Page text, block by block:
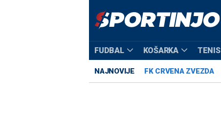
FUDBAL KOŠARKA TENIS
NAJNOVIJE FK CRVENA ZVEZDA